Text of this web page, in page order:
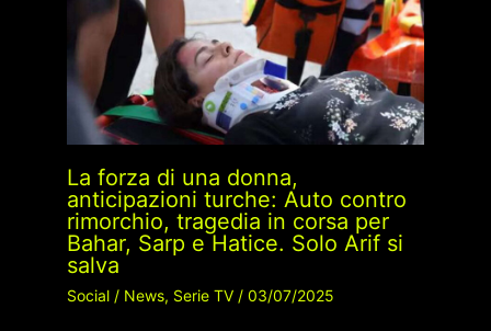
La forza di una donna,
anticipazioni turche: Auto contro
rimorchio, tragedia in corsa per
Bahar, Sarp e Hatice. Solo Arif si
salva
Social/ News, Serie TV/ 03/07/2025